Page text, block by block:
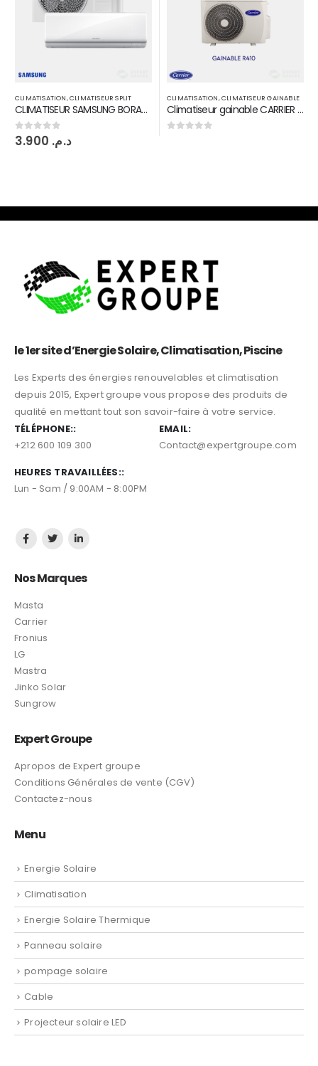
CLIMATISATION,CLIMATISEUR GAINABLE
Climatiseur gainable CARRIER 48000 BTU par H R410
0sur 5
CLIMATISATION CLIMATISEUR SPLIT
0sur 5 د.م.
le 1er site d’Energie Solaire, Climatisation, Piscine
Les Experts des énergies renouvelables et climatisation
depuis 2015, Expert groupe vous propose des produits de
qualité en mettant tout son savoir-faire à votre service.
TÉLÉPHONE::
HEURES TRAVAILLÉES::
Lun - Sam / 9:00AM - 8:00PM
Masta
Carrier
Fronius
LG
Mastra
Jinko Solar
Sungrow
Expert Groupe
Apropos de Expert groupe